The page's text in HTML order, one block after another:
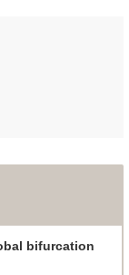
bifurcation